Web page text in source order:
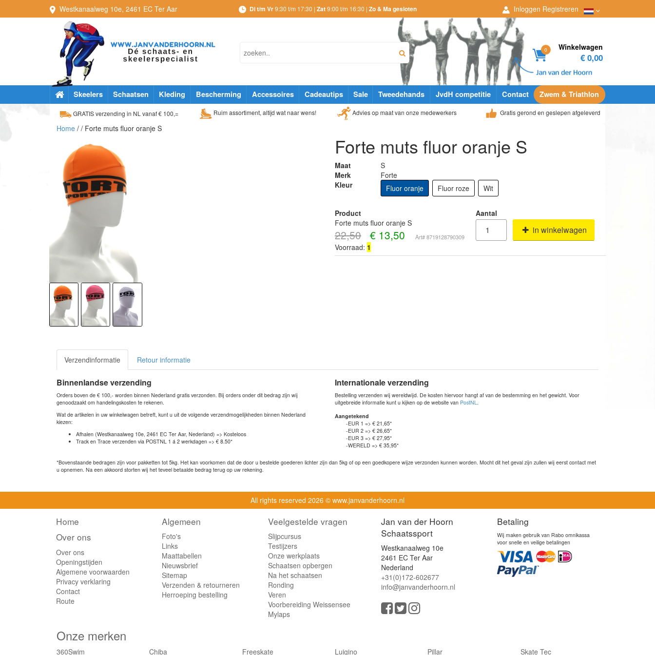
Westkanaalweg 10e, 2461 EC Ter Aar Di t/m Vr9:30 t/m 17:30 | Zat9:00 t/m 16:30 | Zo & Ma gesloten Inloggen Registreren
0 Winkelwagen
€ 0,00
Skeelers Schaatsen Kleding Bescherming Accessoires Cadeautips Sale Tweedehands JvdH competitie Contact Zwem & Triathlon
GRATIS verzending in NL vanaf € 100,= Ruim assortiment, altijd wat naar wens! Advies op maat van onze medewerkers Gratis gerond en geslepen afgeleverd
Home / / Forte muts fluor oranje S
Forte muts fluor oranje S
Maat
S
Merk
Forte
Kleur
Fluor oranje Fluor roze Wit
Product
Aantal
Forte muts fluor oranje S
22,50 € 13,50 Art# 8719128790309
in winkelwagen
Voorraad: 1
Verzendinformatie Retour informatie
Binnenlandse verzending
Orders boven de € 100,- worden binnen Nederland gratis verzonden. Bij orders onder dit bedrag zijn wij
genoodzaakt om handelingskosten te rekenen.
Wat de artikelen in uw winkelwagen betreft, kunt u uit de volgende verzendmogelijkheden binnen Nederland
kiezen:
Afhalen (Westkanaalweg 10e, 2461 EC Ter Aar, Nederland) => Kosteloos
Track en Trace verzenden via POSTNL 1 á 2 werkdagen => € 8.50*
Internationale verzending
Bestelling verzenden wij wereldwijd. De kosten hiervoor hangt af van de bestemming en het gewicht. Voor
uitgebreide informatie kunt u kijken op de website van PostNL
Aangetekend
-EUR 1 => € 21,65*
-EUR 2 => € 26,65*
-EUR 3 => € 27,95*
-WERELD => € 35,95*
*Bovenstaande bedragen zijn voor pakketten tot 5kg. Het kan voorkomen dat de door u bestelde goederen lichter zijn dan 5kg of op een goedkopere wijze verzonden kunnen worden. Mocht dit het geval zijn zullen wij eerst contact met
u opnemen. Na een akkoord storten wij het teveel betaalde bedrag terug op uw rekening.
All rights reserved 2026 © www.janvanderhoorn.nl
Home
Over ons
Over ons
Openingstijden
Algemene voorwaarden
Privacy verklaring
Contact
Route
Algemeen
Foto's
Links
Maattabellen
Nieuwsbrief
Sitemap
Verzenden & retourneren
Herroeping bestelling
Veelgestelde vragen
Slijpcursus
Testijzers
Onze werkplaats
Schaatsen opbergen
Na het schaatsen
Ronding
Veren
Voorbereiding Weissensee
Mylaps
Jan van der Hoorn
Schaatssport
Westkanaalweg 10e
2461 EC Ter Aar
Nederland
+31(0)172-602677
info@janvanderhoorn.nl
Betaling
Wij maken gebruik van Rabo omnikassa
voor snelle en veilige betalingen
Onze merken
360Swim Chiba Freeskate Luigino Pillar Skate Tec